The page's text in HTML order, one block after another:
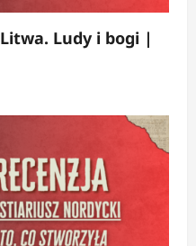
Litwa. Ludy i bogi |